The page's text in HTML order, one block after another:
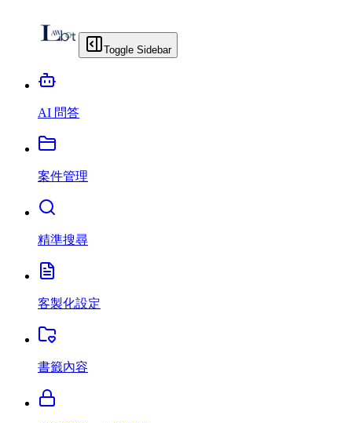
Toggle Sidebar
AI 問答
案件管理
精準搜尋
客製化設定
書籤內容